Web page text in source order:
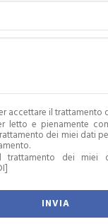
accettare il trattamento
letto e pienamente
dei miei dati
trattamento dei miei